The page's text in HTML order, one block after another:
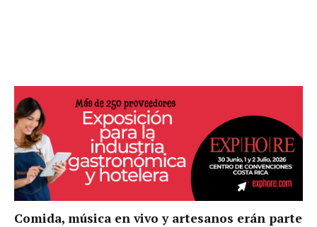
Comida, música en vivo y artesanos erán parte